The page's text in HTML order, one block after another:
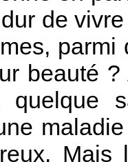
de
beauté
quelque
Mais